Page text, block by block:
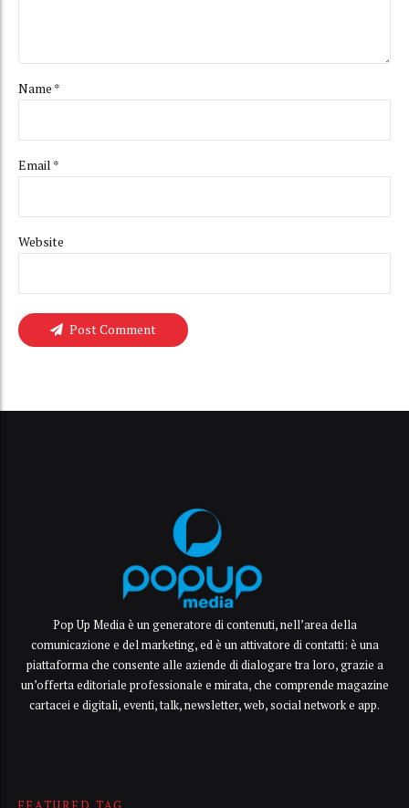
Name *
Email *
Website
Post Comment
Pop Up Media è un generatore di contenuti, nell’area della
comunicazione e del marketing, ed è un attivatore di contatti: è una
piattaforma che consente alle aziende di dialogare tra loro, grazie a
un’offerta editoriale professionale e mirata, che comprende magazine
cartacei e digitali, eventi, talk, newsletter, web, social network e app.